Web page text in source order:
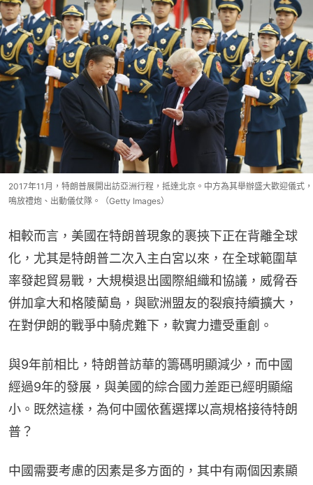
2017年11月，特朗普展開出訪亞洲行程，抵達北京。中方為其舉辦盛大歡迎儀式，
鳴放禮炮、出動儀仗隊。（Getty Images）
相較而言，美國在特朗普現象的裹挾下正在背離全球
化，尤其是特朗普二次入主白宮以來，在全球範圍草
率發起貿易戰，大規模退出國際組織和協議，威脅吞
併加拿大和格陵蘭島，與歐洲盟友的裂痕持續擴大，
在對伊朗的戰爭中騎虎難下，軟實力遭受重創。
與9年前相比，特朗普訪華的籌碼明顯減少，而中國
經過9年的發展，與美國的綜合國力差距已經明顯縮
小。既然這樣，為何中國依舊選擇以高規格接待特朗
普？
中國需要考慮的因素是多方面的，其中有兩個因素顯